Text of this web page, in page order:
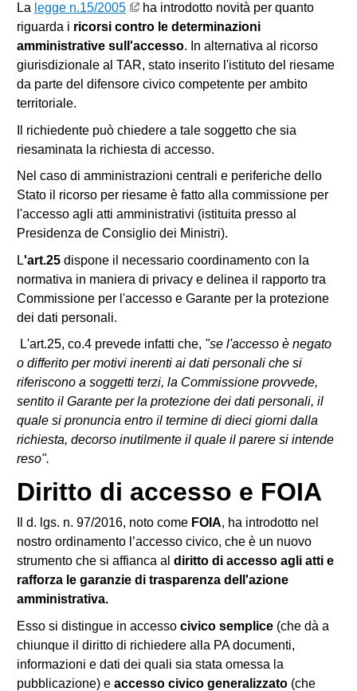
La legge n.15/2005
ha introdotto novità per quanto
riguarda i ricorsi contro le determinazioni
amministrative sull'accesso. In alternativa al ricorso
giurisdizionale al TAR, stato inserito l'istituto del riesame
da parte del difensore civico competente per ambito
territoriale.
Il richiedente può chiedere a tale soggetto che sia
riesaminata la richiesta di accesso.
Nel caso di amministrazioni centrali e periferiche dello
Stato il ricorso per riesame è fatto alla commissione per
l'accesso agli atti amministrativi (istituita presso al
Presidenza de Consiglio dei Ministri).
L'art.25dispone il necessario coordinamento con la
normativa in maniera di privacy e delinea il rapporto tra
Commissione per l'accesso e Garante per la protezione
dei dati personali.
L'art.25, co.4 prevede infatti che, "se l'accesso è negato
o differito per motivi inerenti ai dati personali che si
riferiscono a soggetti terzi, la Commissione provvede,
sentito il Garante per la protezione dei dati personali, il
quale si pronuncia entro il termine di dieci giorni dalla
richiesta, decorso inutilmente il quale il parere si intende
reso".
Diritto di accesso e FOIA
Il d. lgs. n. 97/2016, noto come FOIA, ha introdotto nel
nostro ordinamento l’accesso civico, che è un nuovo
strumento che si affianca al diritto di accesso agli atti e
rafforza le garanzie di trasparenza dell'azione
amministrativa.
Esso si distingue in accessocivico semplice(che dà a
chiunque il diritto di richiedere alla PA documenti,
informazioni e dati dei quali sia stata omessa la
pubblicazione) e accesso civico generalizzato(che